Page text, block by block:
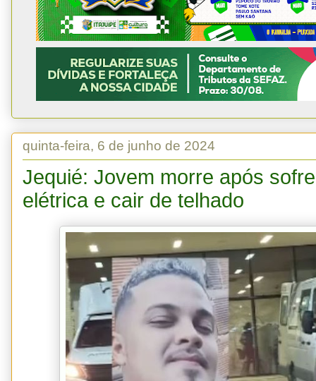
quinta-feira, 6 de junho de 2024
Jequié: Jovem morre após
elétrica e cair de telhado